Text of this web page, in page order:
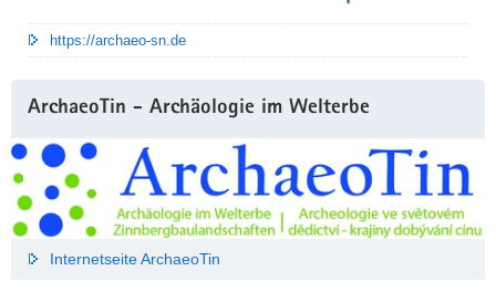
https://archaeo-sn.de
ArchaeoTin - Archäologie im Welterbe
Internetseite ArchaeoTin